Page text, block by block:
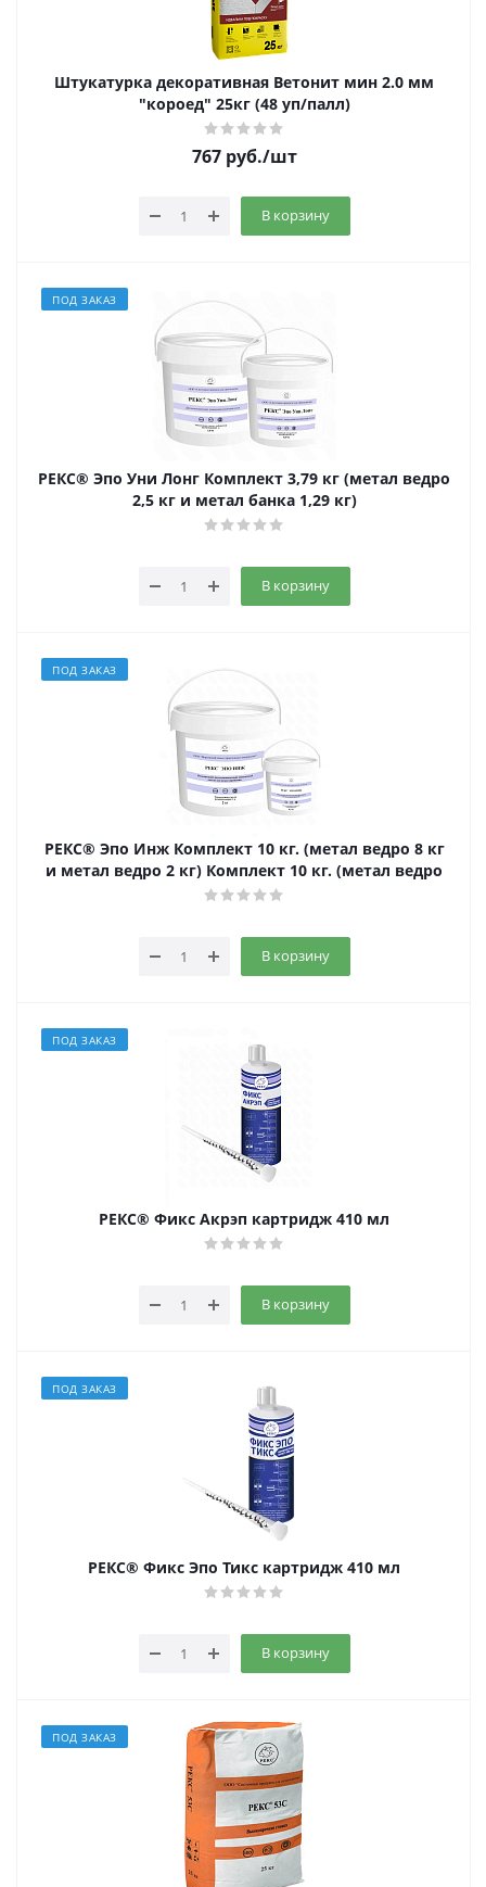
Штукатурка декоративная Ветонит мин 2.0 мм
"короед" 25кг (48 уп/палл)
767руб./шт
В корзину
ПОД ЗАКАЗ
РЕКС® Эпо Уни Лонг Комплект 3,79 кг (метал ведро
2,5 кг и метал банка 1,29 кг)
В корзину
ПОД ЗАКАЗ
РЕКС® Эпо Инж Комплект 10 кг. (метал ведро 8 кг
и метал ведро 2 кг) Комплект 10 кг. (метал ведро
В корзину
ПОД ЗАКАЗ
РЕКС® Фикс Акрэп картридж 410 мл
В корзину
ПОД ЗАКАЗ
РЕКС® Фикс Эпо Тикс картридж 410 мл
В корзину
ПОД ЗАКАЗ